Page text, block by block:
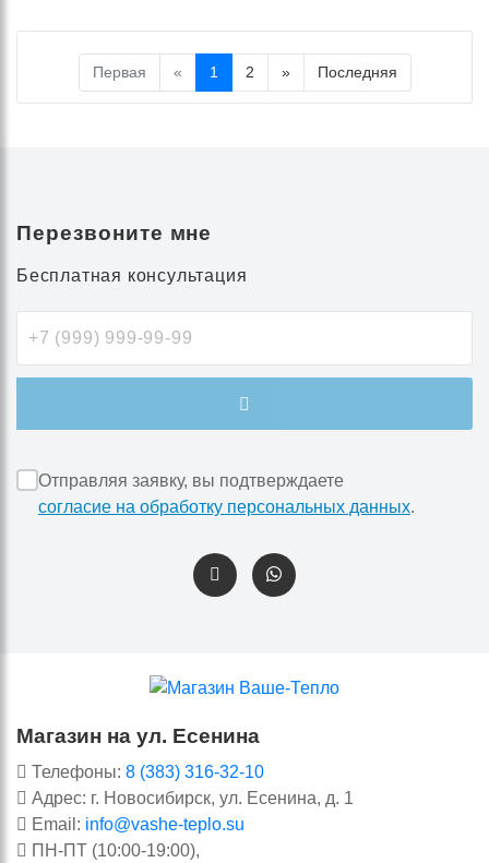
Первая « 1 2 » Последняя
Перезвоните мне
Бесплатная консультация
Отправляя заявку, вы подтверждаете
согласие на обработку персональных данных.
Магазин на ул. Есенина
Телефоны: 8 (383) 316-32-10
Адрес: г. Новосибирск, ул. Есенина, д. 1
Email: info@vashe-teplo.su
ПН-ПТ (10:00-19:00),